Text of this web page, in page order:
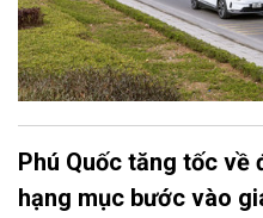
Phú Quốc tăng tốc về
hạng mục bước vào